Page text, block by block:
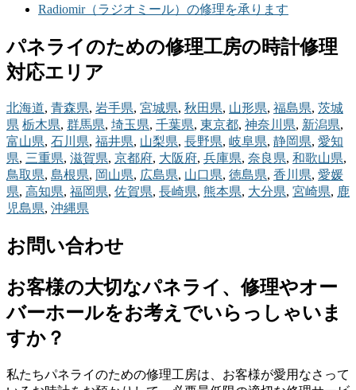
Radiomir（ラジオミール）の修理を承ります
パネライのための修理工房の時計修理
対応エリア
北海道, 青森県, 岩手県, 宮城県, 秋田県, 山形県, 福島県, 茨城
県 栃木県, 群馬県, 埼玉県, 千葉県, 東京都, 神奈川県, 新潟県,
富山県, 石川県, 福井県, 山梨県, 長野県, 岐阜県, 静岡県, 愛知
県, 三重県, 滋賀県, 京都府, 大阪府, 兵庫県, 奈良県, 和歌山県,
鳥取県, 島根県, 岡山県, 広島県, 山口県, 徳島県, 香川県, 愛媛
県, 高知県, 福岡県, 佐賀県, 長崎県, 熊本県, 大分県, 宮崎県, 鹿
児島県, 沖縄県
お問い合わせ
お客様の大切なパネライ、修理やオー
バーホールをお考えでいらっしゃいま
すか？
私たちパネライのための修理工房は、お客様が愛用なさって